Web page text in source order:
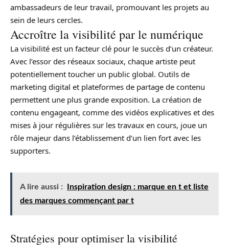
ambassadeurs de leur travail, promouvant les projets au
sein de leurs cercles.
Accroître la visibilité par le numérique
La visibilité est un facteur clé pour le succès d’un créateur.
Avec l’essor des réseaux sociaux, chaque artiste peut
potentiellement toucher un public global. Outils de
marketing digital et plateformes de partage de contenu
permettent une plus grande exposition. La création de
contenu engageant, comme des vidéos explicatives et des
mises à jour régulières sur les travaux en cours, joue un
rôle majeur dans l’établissement d’un lien fort avec les
supporters.
A lire aussi :
Inspiration design : marque en t et liste
des marques commençant par t
Stratégies pour optimiser la visibilité